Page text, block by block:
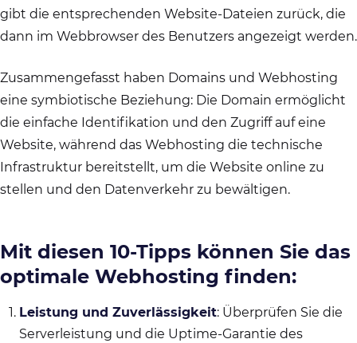
gibt die entsprechenden Website-Dateien zurück, die
dann im Webbrowser des Benutzers angezeigt werden.
Zusammengefasst haben Domains und Webhosting
eine symbiotische Beziehung: Die Domain ermöglicht
die einfache Identifikation und den Zugriff auf eine
Website, während das Webhosting die technische
Infrastruktur bereitstellt, um die Website online zu
stellen und den Datenverkehr zu bewältigen.
Mit diesen 10-Tipps können Sie das
optimale Webhosting finden:
Leistung und Zuverlässigkeit: Überprüfen Sie die
Serverleistung und die Uptime-Garantie des